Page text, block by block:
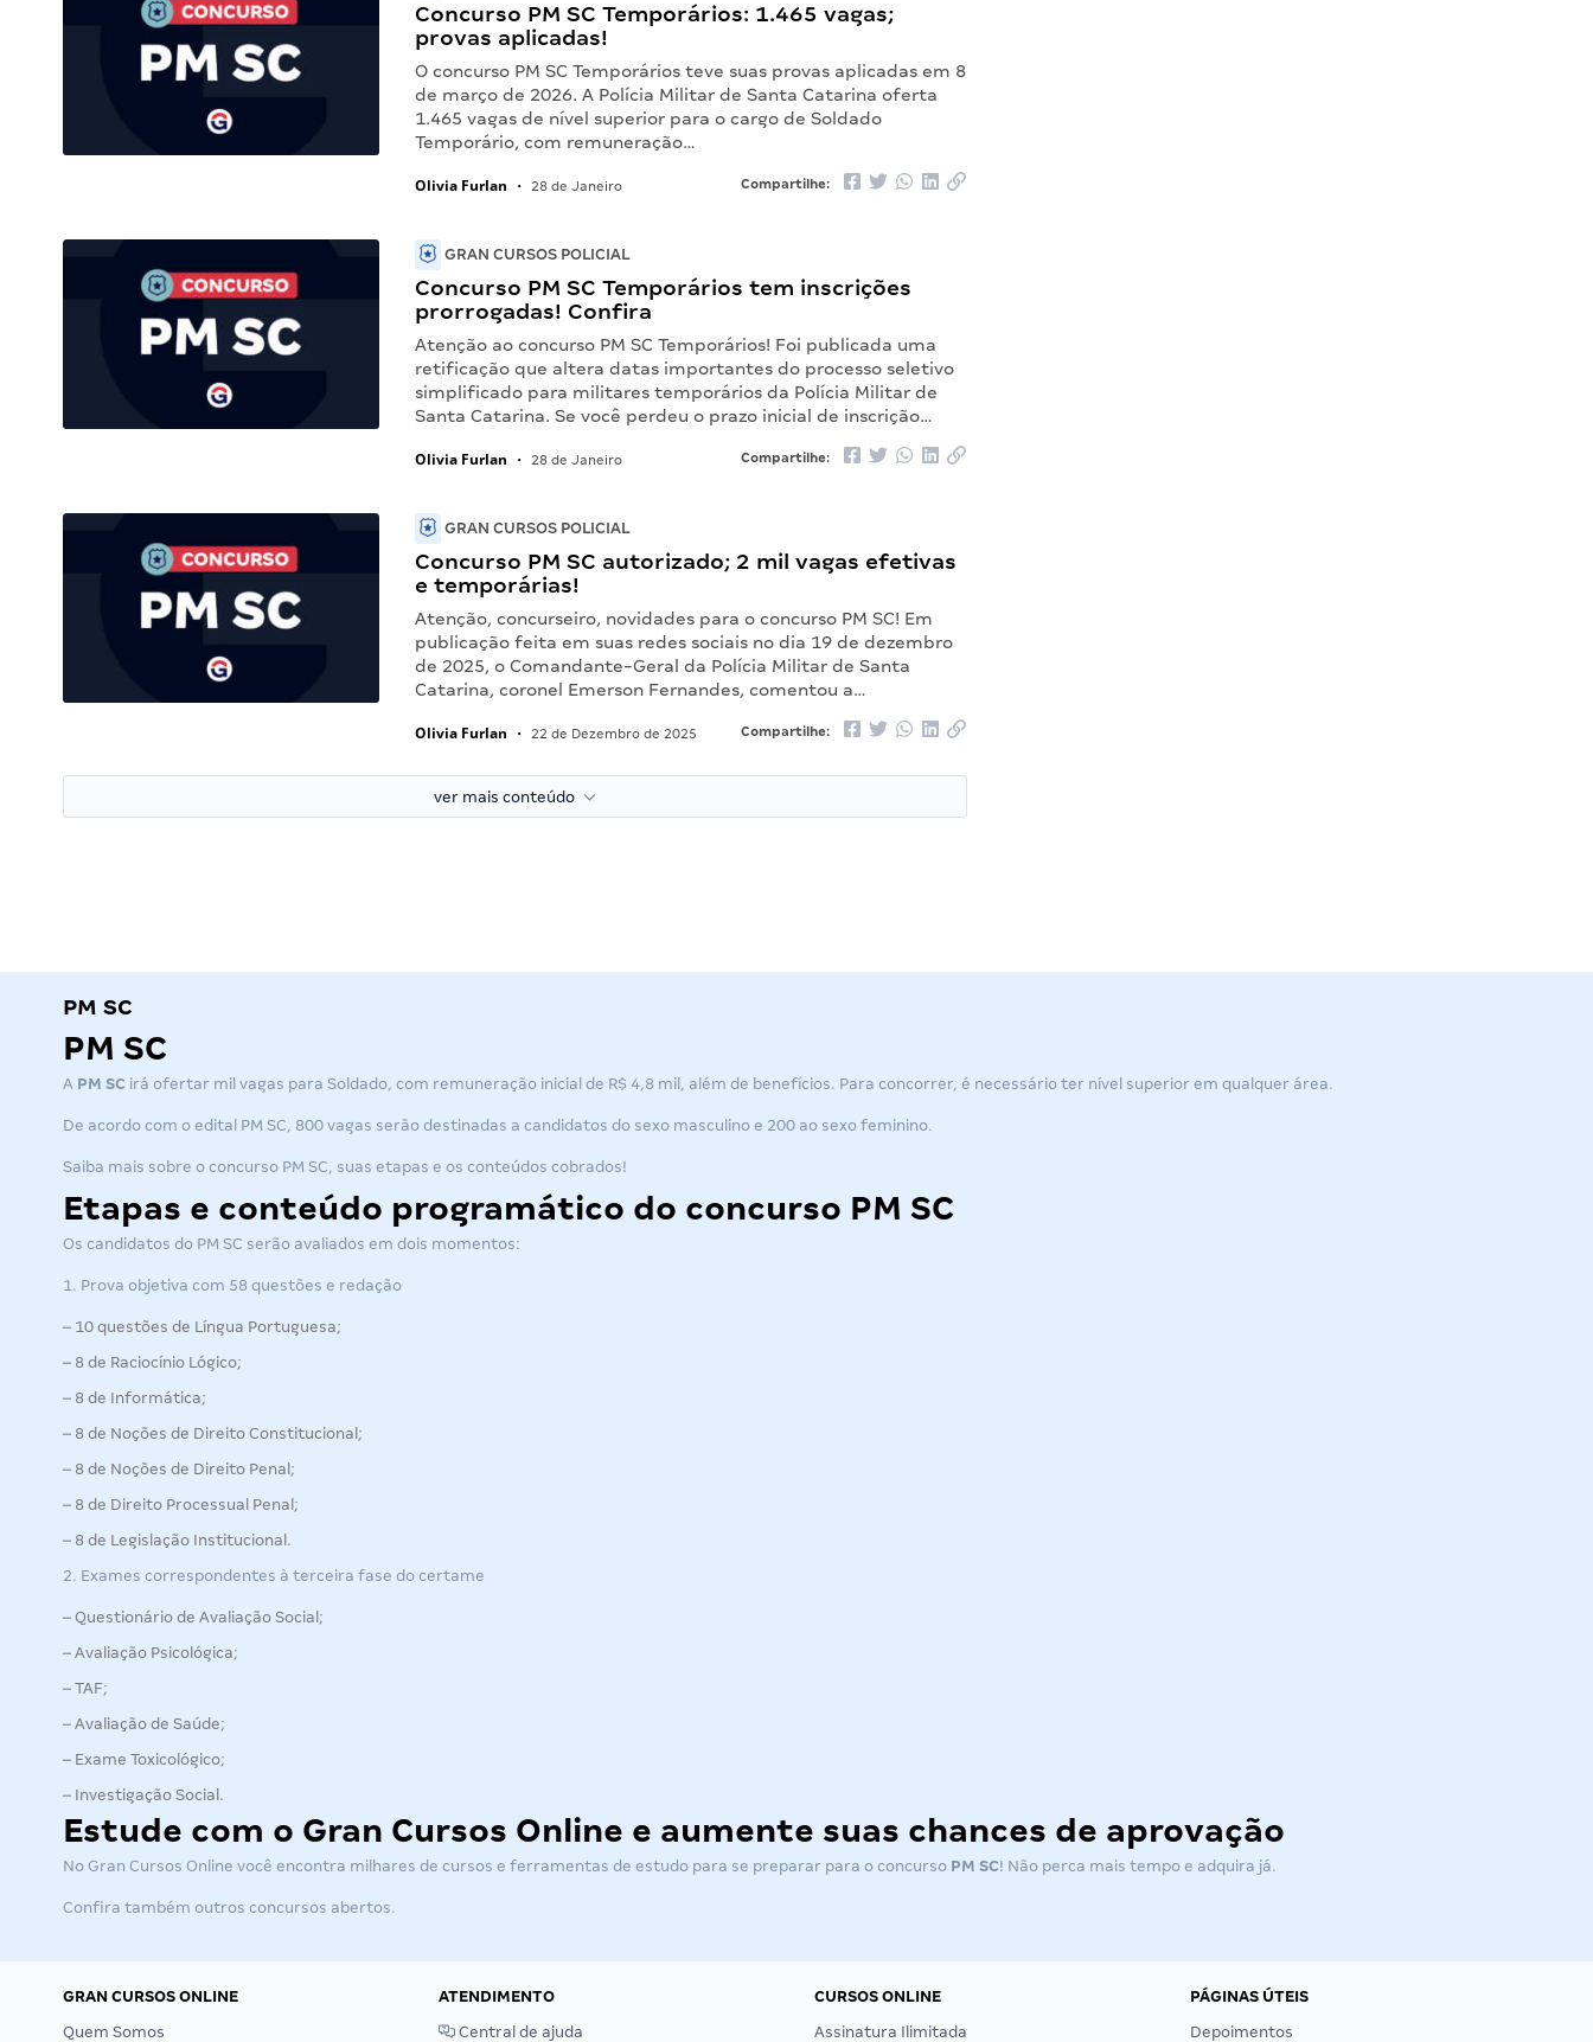
Concurso PM SC Temporários: 1.465 vagas;
provas aplicadas!
O concurso PM SC Temporários teve suas provas aplicadas em 8
de março de 2026. A Polícia Militar de Santa Catarina oferta
1.465 vagas de nível superior para o cargo de Soldado
Temporário, com remuneração…
Olivia Furlan • 28 de Janeiro Compartilhe:
GRAN CURSOS POLICIAL
Concurso PM SC Temporários tem inscrições
prorrogadas! Confira
Atenção ao concurso PM SC Temporários! Foi publicada uma
retificação que altera datas importantes do processo seletivo
simplificado para militares temporários da Polícia Militar de
Santa Catarina. Se você perdeu o prazo inicial de inscrição…
Olivia Furlan • 28 de Janeiro Compartilhe:
GRAN CURSOS POLICIAL
Concurso PM SC autorizado; 2 mil vagas efetivas
e temporárias!
Atenção, concurseiro, novidades para o concurso PM SC! Em
publicação feita em suas redes sociais no dia 19 de dezembro
de 2025, o Comandante-Geral da Polícia Militar de Santa
Catarina, coronel Emerson Fernandes, comentou a…
Olivia Furlan • 22 de Dezembro de 2025 Compartilhe:
ver mais conteúdo
PM SC
PM SC
A PM SC irá ofertar mil vagas para Soldado, com remuneração inicial de R$ 4,8 mil, além de benefícios. Para concorrer, é necessário ter nível superior em qualquer área.
De acordo com o edital PM SC, 800 vagas serão destinadas a candidatos do sexo masculino e 200 ao sexo feminino.
Saiba mais sobre o concurso PM SC, suas etapas e os conteúdos cobrados!
Etapas e conteúdo programático do concurso PM SC
Os candidatos do PM SC serão avaliados em dois momentos:
1. Prova objetiva com 58 questões e redação
– 10 questões de Língua Portuguesa;
– 8 de Raciocínio Lógico;
– 8 de Informática;
– 8 de Noções de Direito Constitucional;
– 8 de Noções de Direito Penal;
– 8 de Direito Processual Penal;
– 8 de Legislação Institucional.
2. Exames correspondentes à terceira fase do certame
– Questionário de Avaliação Social;
– Avaliação Psicológica;
– TAF;
– Avaliação de Saúde;
– Exame Toxicológico;
– Investigação Social.
Estude com o Gran Cursos Online e aumente suas chances de aprovação
No Gran Cursos Online você encontra milhares de cursos e ferramentas de estudo para se preparar para o concurso PM SC! Não perca mais tempo e adquira já.
Confira também outros concursos abertos.
GRAN CURSOS ONLINE
Quem Somos
ATENDIMENTO
Central de ajuda
CURSOS ONLINE
Assinatura Ilimitada
PÁGINAS ÚTEIS
Depoimentos